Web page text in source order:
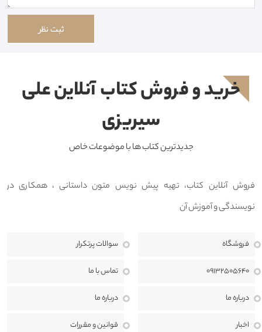
فروشگاه
09132505640
درباره ما
اخبار
سوالات پرتکرار
تماس با ما
درباره ما
قوانين و مقررات
خرید و فروش کتاب آنلاین علی
سیریزی
جدیدترین کتاب ها با موضوعات خاص
فروش آنلاین کتاب، تهیه پیش نویس متون داستانی ، همکاری در
نویسندگی و آموزش آن